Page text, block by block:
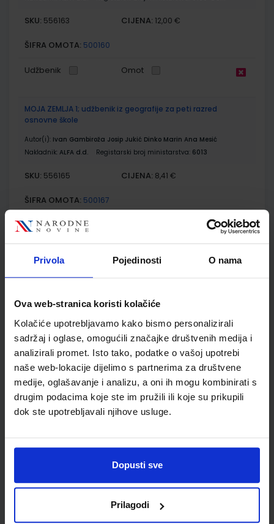
Privola Pojedinosti O nama
Ova web-stranica koristi kolačiće
Kolačiće upotrebljavamo kako bismo personalizirali
sadržaj i oglase, omogućili značajke društvenih medija i
analizirali promet. Isto tako, podatke o vašoj upotrebi
naše web-lokacije dijelimo s partnerima za društvene
medije, oglašavanje i analizu, a oni ih mogu kombinirati s
drugim podacima koje ste im pružili ili koje su prikupili
dok ste upotrebljavali njihove usluge.
Dopusti sve
Prilagodi
SKU: 556163 CIJENA: 12,00 €
ŠIFRA OMOTA: 500160
Udžbenik Omot
MOJA ZEMLJA 1; udžbenik iz geografije za peti razred
osnovne škole
Autor(i): Ivan Gambiroža Josip Jukić Dinko Marin Ana Mesić
Nakladnik: ALFA d.d. Registarski broj ministarstva: 6013
SKU: 556165 CIJENA: 8,41 €
ŠIFRA OMOTA: 500167
Udžbenik
MOJA ZEMLJA 1; radna bilježnica iz geografije za peti razred
osnovne škole
Nakladnik:ALFA d.d. Registarski broj ministarstva:
SKU: 556166 CIJENA: 12,00 €
ŠIFRA OMOTA:500160
Udžbenik Omot
VREMEPLOV 5; udžbenik povijesti za peti razred osnovne
Autor(i):Budak Hajdarović Kujundžić Labor
PROFIL KLETT d.o.o. Registarski broj ministarstva:
SKU:556467 CIJENA:11,21 €